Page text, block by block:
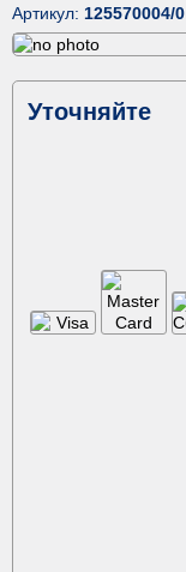
Артикул: 125570004/0
Уточняйте